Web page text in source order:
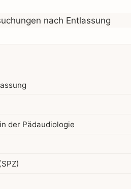
der Pädaudiologie